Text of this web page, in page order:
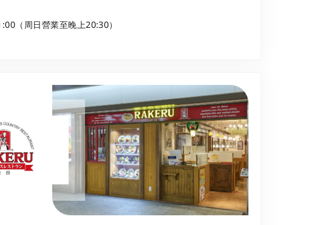
（周日營業至晚上20:30）